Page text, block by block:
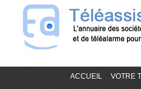
ACCUEIL VOTRE